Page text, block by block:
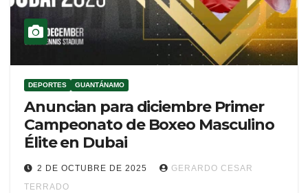
DEPORTES GUANTÁNAMO
Anuncian para diciembre Primer
Campeonato de Boxeo Masculino
Élite en Dubai
2 DE OCTUBRE DE 2025
GERARDO CESAR
TERRADO